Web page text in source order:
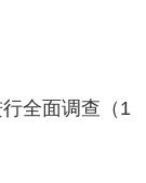
全面调查（1